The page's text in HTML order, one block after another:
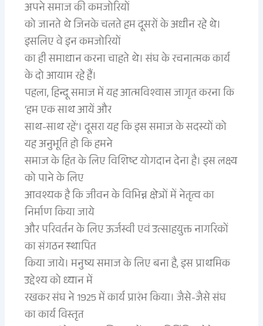
अपने समाज की कमजोरियों
को जानते थे जिनके चलते हम दूसरों के अधीन रहे थे।
इसलिए वे इन कमजोरियों
का ही समाधान करना चाहते थे। संघ के रचनात्मक कार्य
के दो आयाम रहे हैं।
पहला, हिन्दू समाज में यह आत्मविश्वास जागृत करना कि
‘हम एक साथ आयें और
साथ-साथ रहें’। दूसरा यह कि इस समाज के सदस्यों को
यह अनुभूति हो कि हमने
समाज के हित के लिए विशिष्ट योगदान देना है। इस लक्ष्य
को पाने के लिए
आवश्यक है कि जीवन के विभिन्न क्षेत्रों में नेतृत्व का
निर्माण किया जाये
और परिवर्तन के लिए ऊर्जस्वी एवं उत्साहयुक्त नागरिकों
का संगठन स्थापित
किया जाये। मनुष्य समाज के लिए बना है, इस प्राथमिक
उद्देश्य को ध्यान में
रखकर संघ ने 1925 में कार्य प्रारंभ किया। जैसे-जैसे संघ
का कार्य विस्तृत